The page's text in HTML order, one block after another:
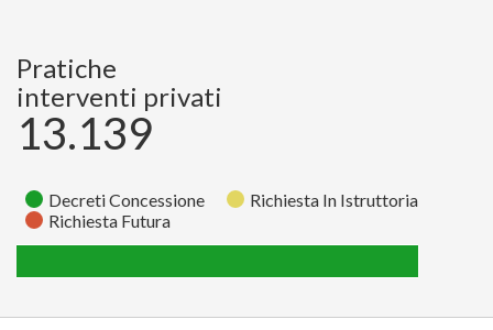
Pratiche 65
Pratiche
interventi privati
13.139
Decreti Concessione
Richiesta In Istruttoria
Richiesta Futura
Stato
In